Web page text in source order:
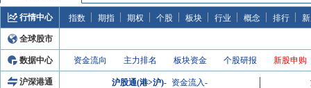
行情中心 指数 期指 期权 个股 板块 行业 概念 排行
全球股市
数据中心 资金流向 主力排名 板块资金 个股研报 新股申购
沪深港通 沪股通(港>沪)- 资金流入-